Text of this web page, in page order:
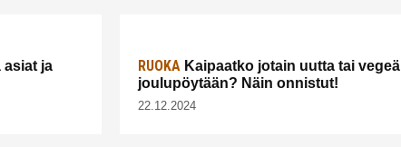
asiat ja
RUOKA Kaipaatko jotain uutta tai vegeä
joulupöytään? Näin onnistut!
22.12.2024